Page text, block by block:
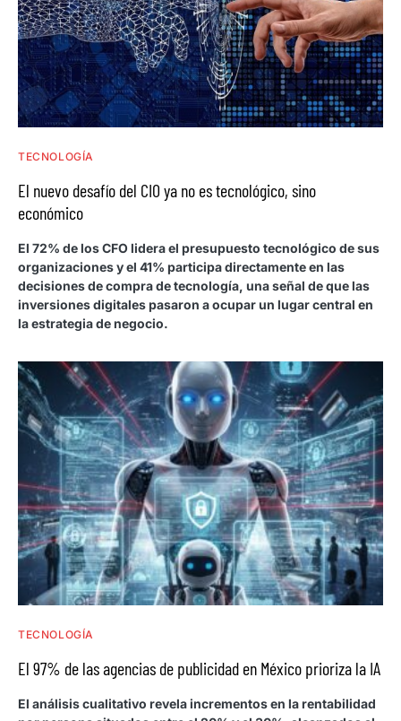
TECNOLOGÍA
El nuevo desafío del CIO ya no es tecnológico, sino
económico
El 72% de los CFO lidera el presupuesto tecnológico de sus
organizaciones y el 41% participa directamente en las
decisiones de compra de tecnología, una señal de que las
inversiones digitales pasaron a ocupar un lugar central en
la estrategia de negocio.
TECNOLOGÍA
El 97% de las agencias de publicidad en México prioriza la IA
El análisis cualitativo revela incrementos en la rentabilidad